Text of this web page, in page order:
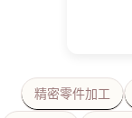
精密零件加工